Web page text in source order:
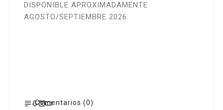
DISPONIBLE APROXIMADAMENTE
AGOSTO/SEPTIEMBRE 2026
Comentarios (0)